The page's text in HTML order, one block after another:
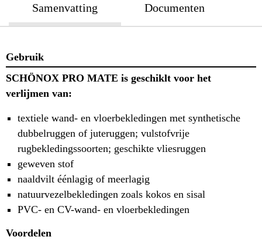
Samenvatting Documenten
Gebruik
SCHÖNOX PRO MATE is geschiklt voor het
verlijmen van:
textiele wand- en vloerbekledingen met synthetische
dubbelruggen of juteruggen; vulstofvrije
rugbekledingssoorten; geschikte vliesruggen
geweven stof
naaldvilt éénlagig of meerlagig
natuurvezelbekledingen zoals kokos en sisal
PVC- en CV-wand- en vloerbekledingen
Voordelen